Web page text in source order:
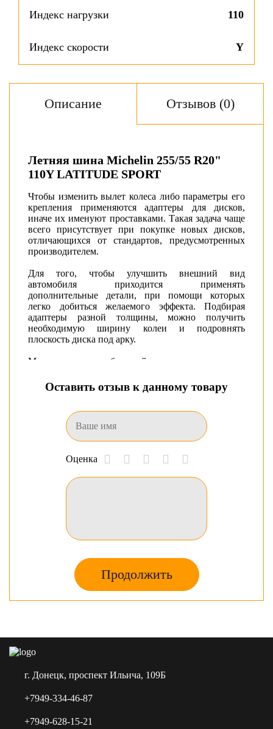
Индекс нагрузки 110
Индекс скорости Y
Оставить отзыв к данному товару
Оценка
Продолжить
Описание Отзывов (0)
Летняя шина Michelin 255/55 R20"
110Y LATITUDE SPORT
Чтобы изменить вылет колеса либо параметры его
крепления применяются адаптеры для дисков,
иначе их именуют проставками. Такая задача чаще
всего присутствует при покупке новых дисков,
отличающихся от стандартов, предусмотренных
производителем.
Для того, чтобы улучшить внешний вид
автомобиля приходится применять
дополнительные детали, при помощи которых
легко добиться желаемого эффекта. Подбирая
адаптеры разной толщины, можно получить
необходимую ширину колеи и подровнять
плоскость диска под арку.
Мы предлагаем большой ассортимент самых
наличием в Донецке, которые можно купить,
просто оформив заказ. Для получения
контактным номерам, мы всегда рады Вам помочь!
г. Донецк, проспект Ильича, 109Б
+7949-334-46-87
+7949-628-15-21